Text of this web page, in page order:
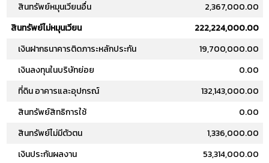
สินทรัพย์หมุนเวียนอื่น
2,367,000.00
สินทรัพย์ไม่หมุนเวียน
222,224,000.00
เงินฝากธนาคารติดภาระหลักประกัน
19,700,000.00
เงินลงทุนในบริษัทย่อย
0.00
ที่ดิน อาคารและอุปกรณ์
132,143,000.00
สินทรัพย์สิทธิการใช้
0.00
สินทรัพย์ไม่มีตัวตน
1,336,000.00
เงินประกันผลงาน
53,314,000.00